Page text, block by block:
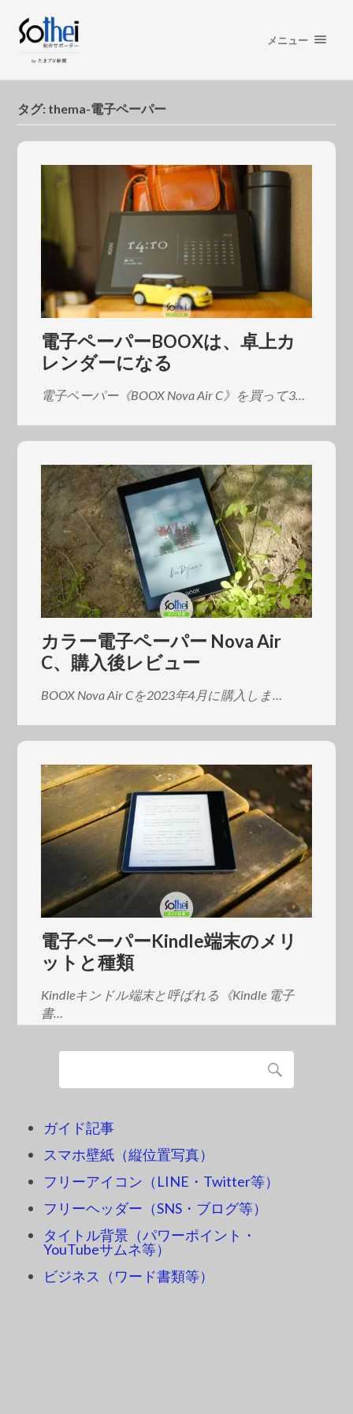
メニュー
タグ: thema-電子ペーパー
電子ペーパーBOOXは、卓上カ
レンダーになる
電子ペーパー《BOOX Nova Air C》を買って3…
カラー電子ペーパー Nova Air
C、購入後レビュー
BOOX Nova Air Cを2023年4月に購入しま…
電子ペーパーKindle端末のメリ
ットと種類
Kindleキンドル端末と呼ばれる《Kindle 電子
書…
ガイド記事
スマホ壁紙（縦位置写真）
フリーアイコン（LINE・Twitter等）
フリーヘッダー（SNS・ブログ等）
タイトル背景（パワーポイント・
YouTubeサムネ等）
ビジネス（ワード書類等）